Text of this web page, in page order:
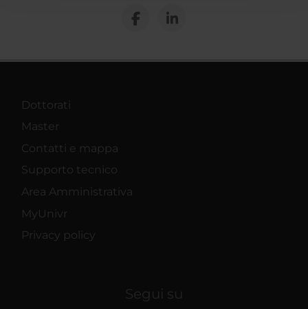
raccolto dal tuo utilizzo dei loro servizi.
Dottorati
Master
Contatti e mappa
Supporto tecnico
Area Amministrativa
MyUnivr
Privacy policy
Segui su